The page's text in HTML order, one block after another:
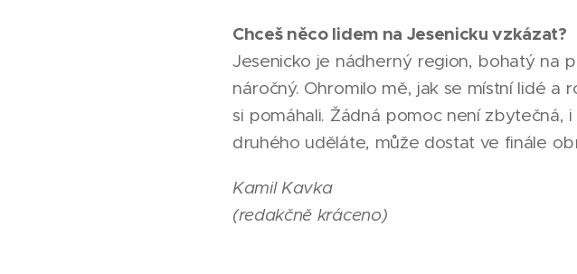
Chceš něco lidem na Jesenicku vzkázat?
Jesenicko je nádherný region, bohatý na
náročný. Ohromilo mě, jak se místní lidé
si pomáhali. Žádná pomoc není
druhého uděláte, může dostat ve finále
Kamil Kavka
(redakčně kráceno)